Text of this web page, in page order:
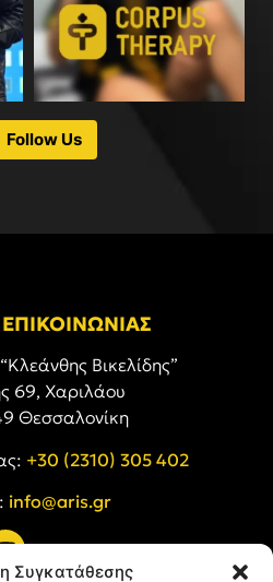
Συγκατάθεσης
Follow Us
ΕΠΙΚΟΙΝΩΝΙΑΣ
Βικελίδης”
69, Χαριλάου
Θεσσαλονίκη
+30 (2310) 305 402
info@aris.gr